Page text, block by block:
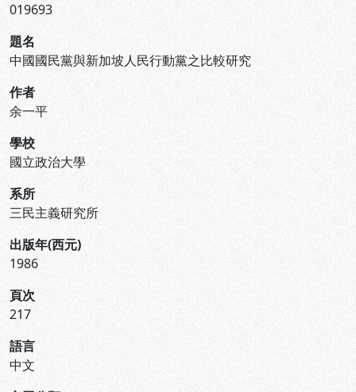
019693
題名
中國國民黨與新加坡人民行動黨之比較研究
作者
余一平
學校
國立政治大學
系所
三民主義研究所
出版年(西元)
1986
頁次
217
語言
中文